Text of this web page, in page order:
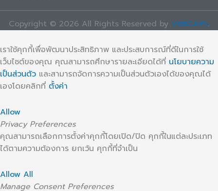
Copyright © 2026 All Rights Reserved by V88CARS.
เราใช้คุกกี้เพื่อพัฒนาประสิทธิภาพ และประสบการณ์ที่ดีในการใช้
เว็บไซต์ของคุณ คุณสามารถศึกษารายละเอียดได้ที่ นโยบายความ
เป็นส่วนตัว และสามารถจัดการความเป็นส่วนตัวเองได้ของคุณได้
เองโดยคลิกที่ ตั้งค่า
Allow
Privacy Preferences
คุณสามารถเลือกการตั้งค่าคุกกี้โดยเปิด/ปิด คุกกี้ในแต่ละประเภท
ได้ตามความต้องการ ยกเว้น คุกกี้ที่จำเป็น
Allow All
Manage Consent Preferences